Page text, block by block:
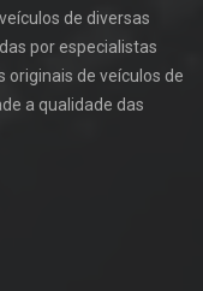
de diversas
por especialistas
originais de veículos de
a qualidade das